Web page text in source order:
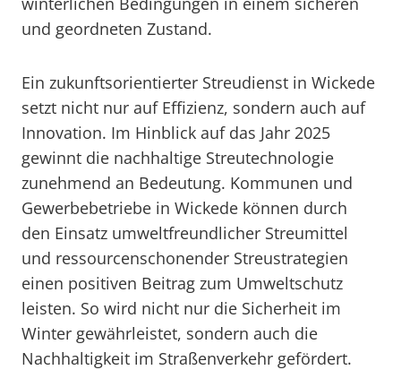
und geordneten Zustand.
Ein zukunftsorientierter Streudienst in Wickede
setzt nicht nur auf Effizienz, sondern auch auf
Innovation. Im Hinblick auf das Jahr 2025
gewinnt die nachhaltige Streutechnologie
zunehmend an Bedeutung. Kommunen und
Gewerbebetriebe in Wickede können durch
den Einsatz umweltfreundlicher Streumittel
und ressourcenschonender Streustrategien
einen positiven Beitrag zum Umweltschutz
leisten. So wird nicht nur die Sicherheit im
Winter gewährleistet, sondern auch die
Nachhaltigkeit im Straßenverkehr gefördert.